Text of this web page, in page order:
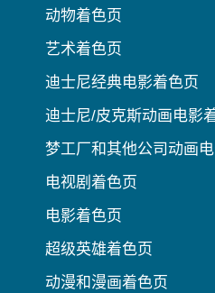
动物着色页
艺术着色页
迪士尼经典电影着色页
迪士尼/皮克斯动画电影
梦工厂和其他公司动画
电视剧着色页
电影着色页
超级英雄着色页
动漫和漫画着色页